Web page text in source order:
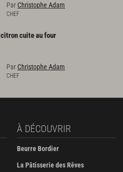
Par Christophe Adam
CHEF
citroncuiteaufour
Par Christophe Adam
CHEF
À DÉCOUVRIR
Beurre Bordier
La Pâtisserie des Rêves